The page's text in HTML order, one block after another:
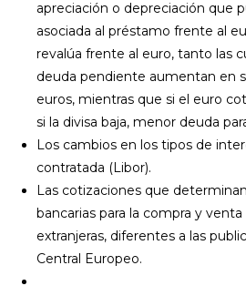
apreciación o depreciación que
asociada al préstamo frente al
revalúa frente al euro, tanto las
deuda pendiente aumentan en
euros, mientras que si el euro
si la divisa baja, menor deuda
Los cambios en los tipos de
contratada (Libor).
Las cotizaciones que
bancarias para la compra y venta
extranjeras, diferentes a las
Central Europeo.